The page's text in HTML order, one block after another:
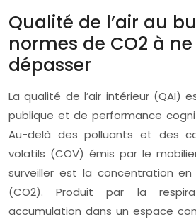
Qualité de l’air au
normes de CO2 à
dépasser
La qualité de l’air intérieur (QAI)
publique et de performance
Au-delà des polluants et des
volatils (COV) émis par le
surveiller est la concentration
(CO2). Produit par la
accumulation dans un espace